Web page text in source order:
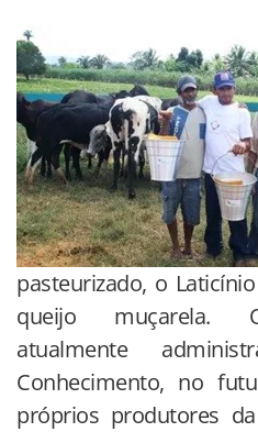
pasteurizado, o
queijo muçarela.
atualmente
Conhecimento, no
próprios produtores